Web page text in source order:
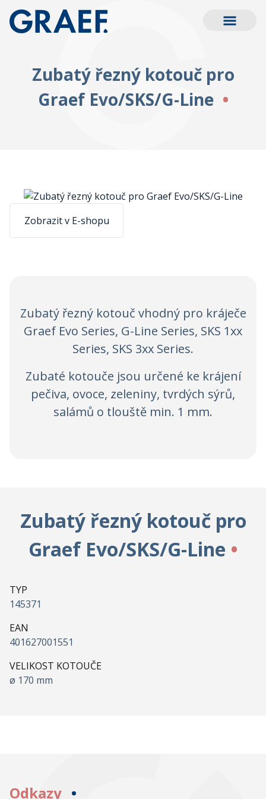
Zubatý řezný kotouč pro
Graef Evo/SKS/G-Line
Zobrazit v E-shopu
Zubatý řezný kotouč vhodný pro kráječe
Graef Evo Series, G-Line Series, SKS 1xx
Series, SKS 3xx Series.
Zubaté kotouče jsou určené ke krájení
pečiva, ovoce, zeleniny, tvrdých sýrů,
salámů o tlouště min. 1 mm.
Zubatý řezný kotouč pro
Graef Evo/SKS/G-Line
TYP
145371
EAN
401627001551
VELIKOST KOTOUČE
ø 170 mm
Odkazy